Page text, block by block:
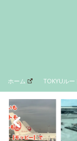
ホーム TOKYUルー